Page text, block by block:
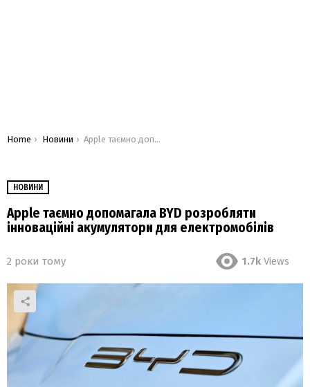
You are here:
Home Новини Apple таємно допомагала BYD розробляти інноваційні акумулятори для електромобілів
НОВИНИ
Apple таємно допомагала BYD розробляти
інноваційні акумулятори для електромобілів
2 роки тому 1.7k Views